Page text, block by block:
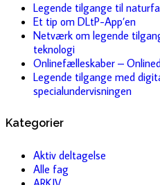
Legende tilgange til
Et tip om DLtP-App’en
Netværk om legende
teknologi
Onlinefælleskaber –
Legende tilgange med
specialundervisningen
Kategorier
Aktiv deltagelse
Alle fag